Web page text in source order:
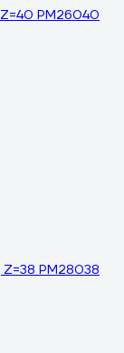
Z=40 PM26040
Z=38 PM28038